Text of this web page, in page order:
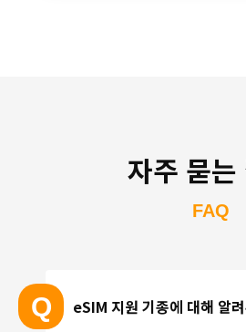
자주 묻는
FAQ
Q eSIM 지원 기종에 대해 알